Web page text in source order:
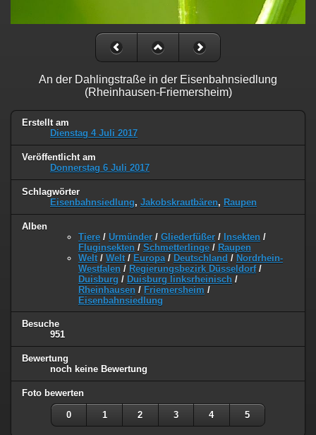
An der Dahlingstraße in der Eisenbahnsiedlung
(Rheinhausen-Friemersheim)
Erstellt am
Dienstag 4 Juli 2017
Veröffentlicht am
Donnerstag 6 Juli 2017
Schlagwörter
Eisenbahnsiedlung, Jakobskrautbären, Raupen
Alben
Tiere / Urmünder / Gliederfüßer / Insekten /
Fluginsekten / Schmetterlinge / Raupen
Welt / Welt / Europa / Deutschland / Nordrhein-
Westfalen / Regierungsbezirk Düsseldorf/
Duisburg / Duisburg linksrheinisch /
Rheinhausen / Friemersheim /
Eisenbahnsiedlung
Besuche
951
Bewertung
noch keine Bewertung
Foto bewerten
0 1 2 3 4 5